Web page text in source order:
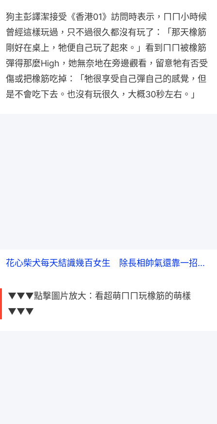
狗主彭譯潔接受《香港01》訪問時表示，ㄇㄇ小時候
曾經這樣玩過，只不過很久都沒有玩了：「那天橡筋
剛好在桌上，牠便自己玩了起來。」看到ㄇㄇ被橡筋
彈得那麼High，她無奈地在旁邊觀看，留意牠有否受
傷或把橡筋吃掉：「牠很享受自己彈自己的感覺，但
是不會吃下去。也沒有玩很久，大概30秒左右。」
花心柴犬每天結識幾百女生 除長相帥氣還靠一招...
▼▼▼點撃圖片放大：看超萌ㄇㄇ玩橡筋的萌樣
▼▼▼